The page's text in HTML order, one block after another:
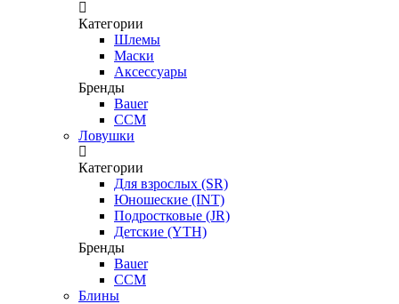
Категории
Шлемы
Маски
Аксессуары
Бренды
Bauer
CCM
Ловушки
Категории
Для взрослых (SR)
Юношеские (INT)
Подростковые (JR)
Детские (YTH)
Бренды
Bauer
CCM
Блины